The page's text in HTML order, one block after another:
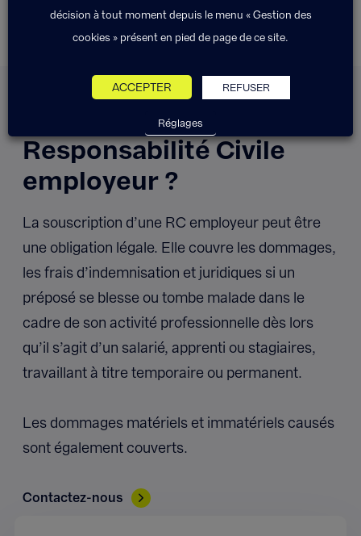
Comment fonctionne un
contrat d’assurance
Responsabilité Civile
employeur ?
La souscription d’une RC employeur peut être
une obligation légale. Elle couvre les dommages,
les frais d’indemnisation et juridiques si un
préposé se blesse ou tombe malade dans le
cadre de son activité professionnelle dès lors
qu’il s’agit d’un salarié, apprenti ou stagiaires,
travaillant à titre temporaire ou permanent.
Les dommages matériels et immatériels causés
sont également couverts.
Contactez-nous
décision à tout moment depuis le menu « Gestion des
cookies » présent en pied de page de ce site.
ACCEPTER REFUSER
Réglages